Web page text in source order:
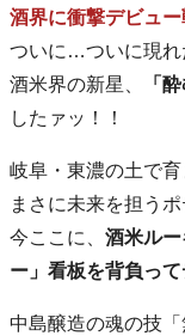
酒界に衝撃デビュ
ついに…ついに現れ
酒米界の新星、
「
したァッ！！
岐阜・東濃の土で
まさに未来を担うポ
今ここに、 酒米ル
ー」看板を背負って
中島醸造の魂の技